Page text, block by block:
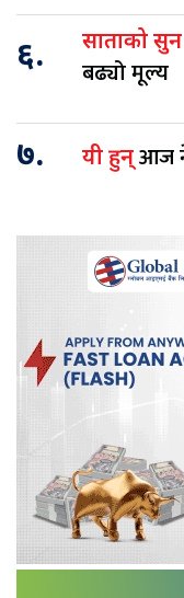
६. साताको सुन
बढ्यो मूल्य
७. यी हुन्आज